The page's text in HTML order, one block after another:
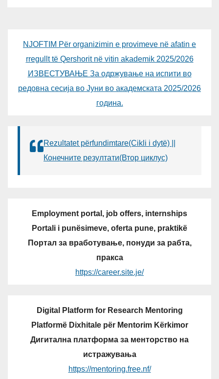
NJOFTIM Për organizimin e provimeve në afatin e
rregullt të Qershorit në vitin akademik 2025/2026
ИЗВЕСТУВАЊЕ За одржување на испити во
редовна сесија во Јуни во академската 2025/2026
година.
Rezultatet përfundimtare(Cikli i dytë) ||
Конечните резултати(Втор циклус)
Employment portal, job offers, internships
Portali i punësimeve, oferta pune, praktikë
Портал за вработување, понуди за рабта,
пракса
https://career.site.je/
Digital Platform for Research Mentoring
Platformë Dixhitale për Mentorim Kërkimor
Дигитална платформа за менторство на
истражувања
https://mentoring.free.nf/